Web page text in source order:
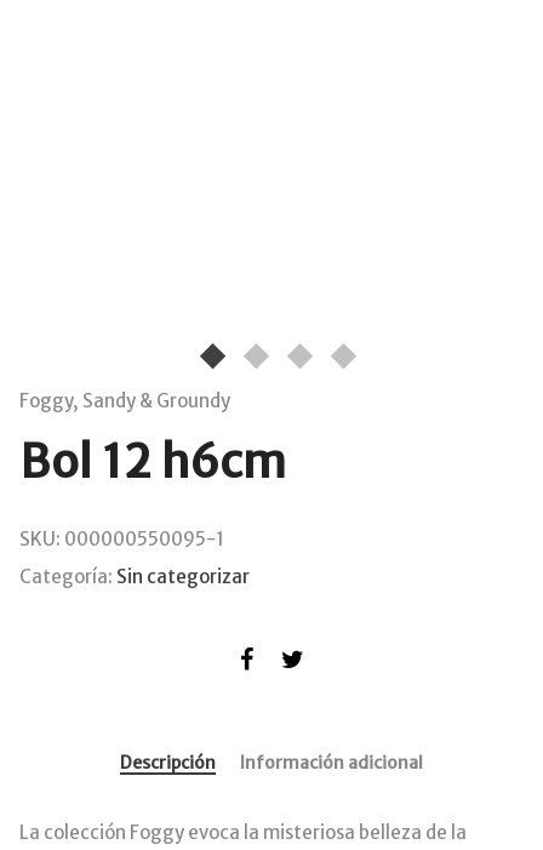
Foggy, Sandy & Groundy
Bol 12 h6cm
SKU: 000000550095-1
Categoría: Sin categorizar
Descripción Información adicional
La colección Foggy evoca la misteriosa belleza de la